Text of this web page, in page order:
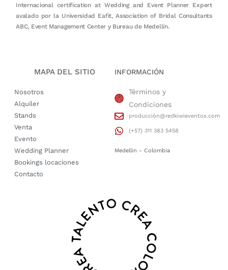
Internacional certification at Wedding and Event Planner Expert
avalado por la Universidad Eafit, Association of Bridal Consultants
ABC, Event Management Center y Bureau de Medellín.
MAPA DEL SITIO
Nosotros
Alquiler
Stands
Venta
Evento
Wedding Planner
Bookings locaciones
Contacto
INFORMACIÓN
Términos y
Condiciones
producción@redkiwieventos.com
(+57) 311 383 5458
Medellin - Colombia